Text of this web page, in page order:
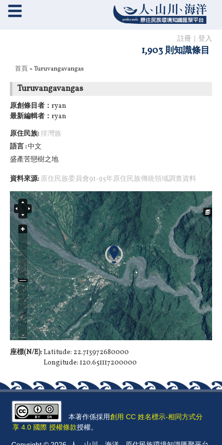
註冊 登入
1,903 則知識條目
☰
您在這裡
首頁 » Turuvangavangas
Turuvangavangas
原創條目者： ryan
最新編輯者： ryan
原住民族:排灣族
語言 中文
盛產苦戀樹之地
資料來源: 原住民族委員會91-95年原住民族傳統領域調查資料
座標(N/E):Latitude: 22.713972680000
Longitude: 120.651117200000
本著作係採用創用 CC 姓名標示-相同方式分
享 4.0 國際 授權條款授權。